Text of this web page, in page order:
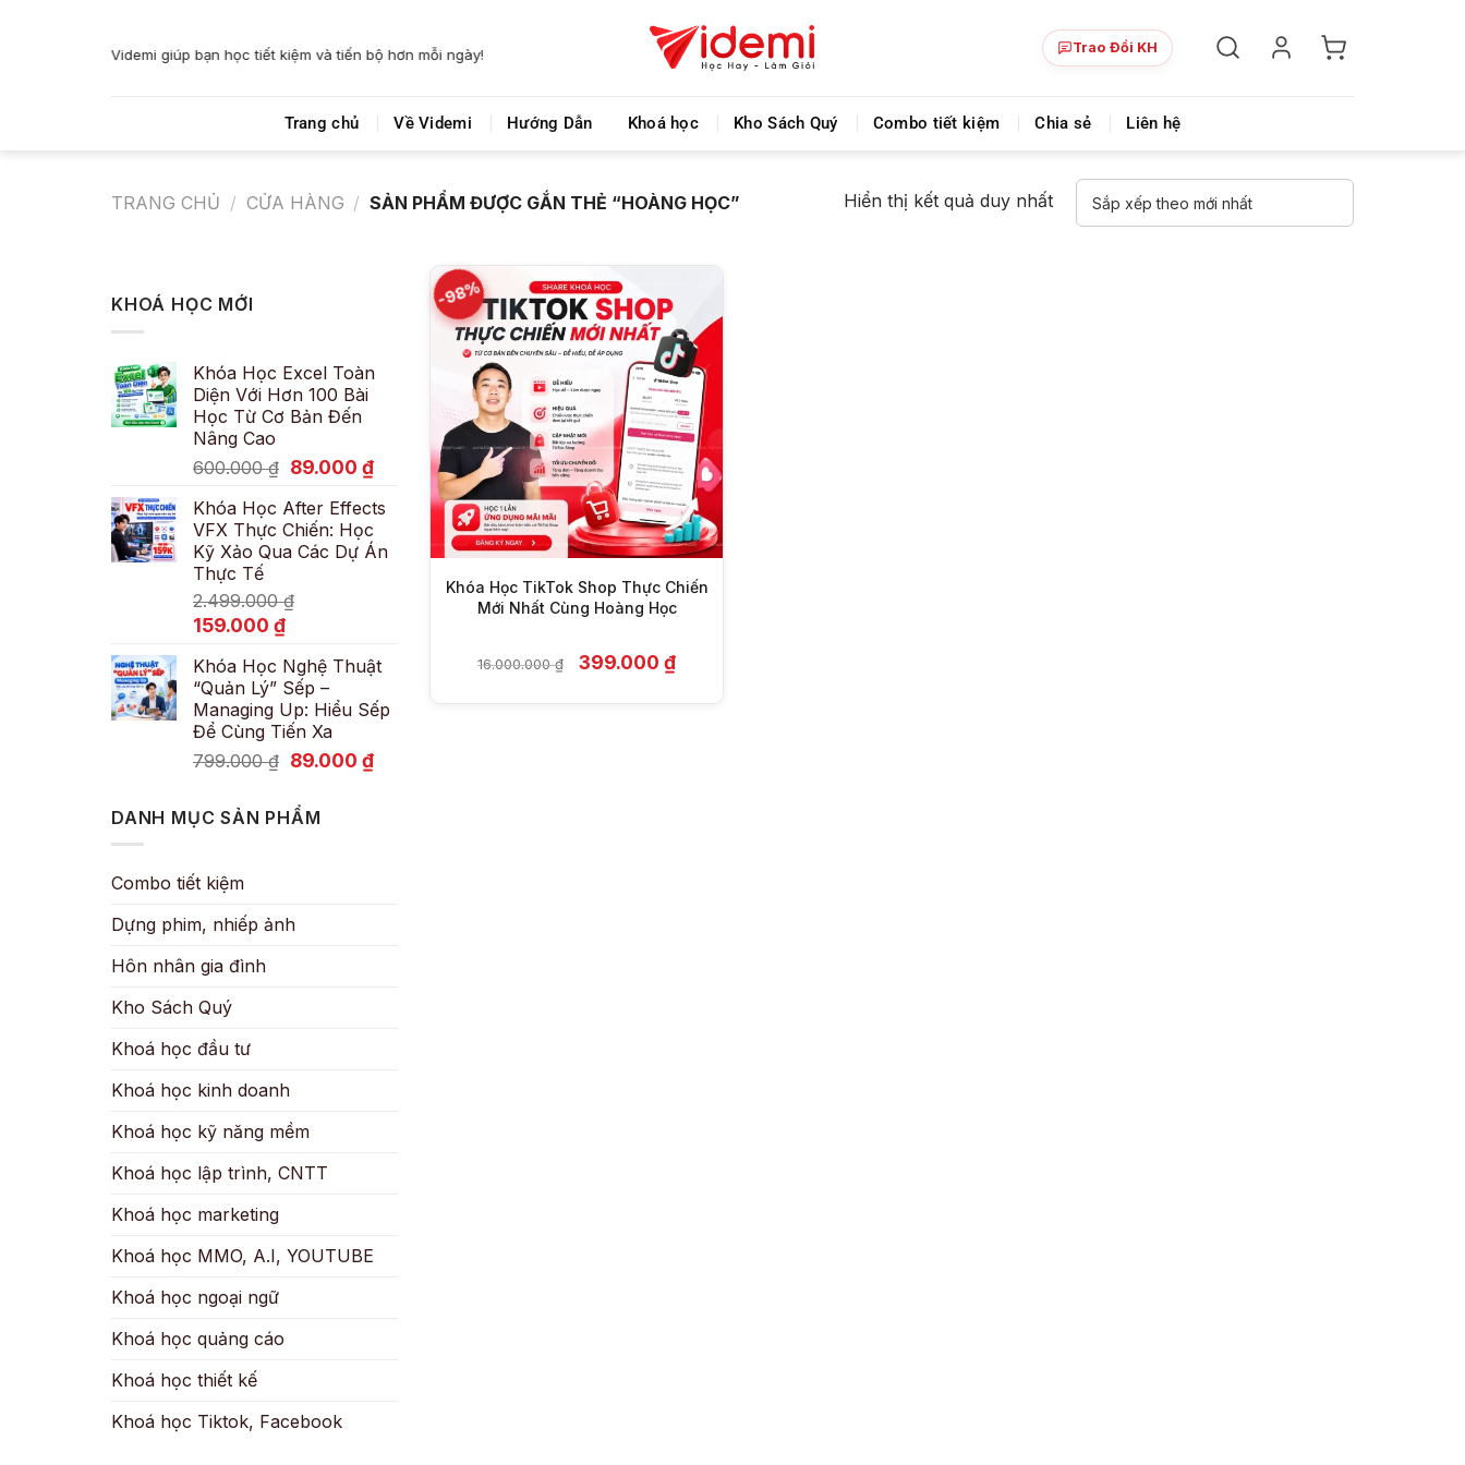
Videmi giúp bạn học tiết kiệm và tiến bộ hơn mỗi ngày! Chia sẻ khoá học giá rẻ cho những ai hạn hẹp về tài chính Videmi là nơi chia sẻ khóa học đa lĩnh vực & siêu
Trao Đổi KH
Trang chủ Về Videmi Hướng Dẫn Khoá học Kho Sách Quý Combo tiết kiệm Chia sẻ Liên hệ
TRANG CHỦ / CỬA HÀNG / SẢN PHẨM ĐƯỢC GẮN THẺ “HOÀNG HỌC” Hiển thị kết quả duy nhất
KHOÁ HỌC MỚI
Khóa Học Excel Toàn
Diện Với Hơn 100 Bài
Học Từ Cơ Bản Đến
Nâng Cao
600.000₫ Giá
là:
600.000 ₫.
89.000 ₫Giá
tại
là:
89.000 ₫.
Khóa Học After Effects
VFX Thực Chiến: Học
Kỹ Xảo Qua Các Dự Án
Thực Tế
2.499.000₫
Giá
là:
2.499.000 ₫.
159.000 ₫Giá
tại
là:
159.000 ₫.
Khóa Học Nghệ Thuật
“Quản Lý” Sếp –
Managing Up: Hiểu Sếp
Để Cùng Tiến Xa
799.000₫ Giá
là:
799.000 ₫.
89.000 ₫Giá
DANH MỤC SẢN PHẨM
Combo tiết kiệm
Dựng phim, nhiếp ảnh
Hôn nhân gia đình
Kho Sách Quý
Khoá học đầu tư
Khoá học kinh doanh
Khoá học kỹ năng mềm
Khoá học lập trình, CNTT
Khoá học marketing
Khoá học MMO, A.I, YOUTUBE
Khoá học ngoại ngữ
Khoá học quảng cáo
Khoá học thiết kế
Khoá học Tiktok, Facebook
-98%
+
Khóa Học TikTok Shop Thực Chiến
Mới Nhất Cùng Hoàng Học
16.000.000₫ Giá
gốc
399.000₫Giá